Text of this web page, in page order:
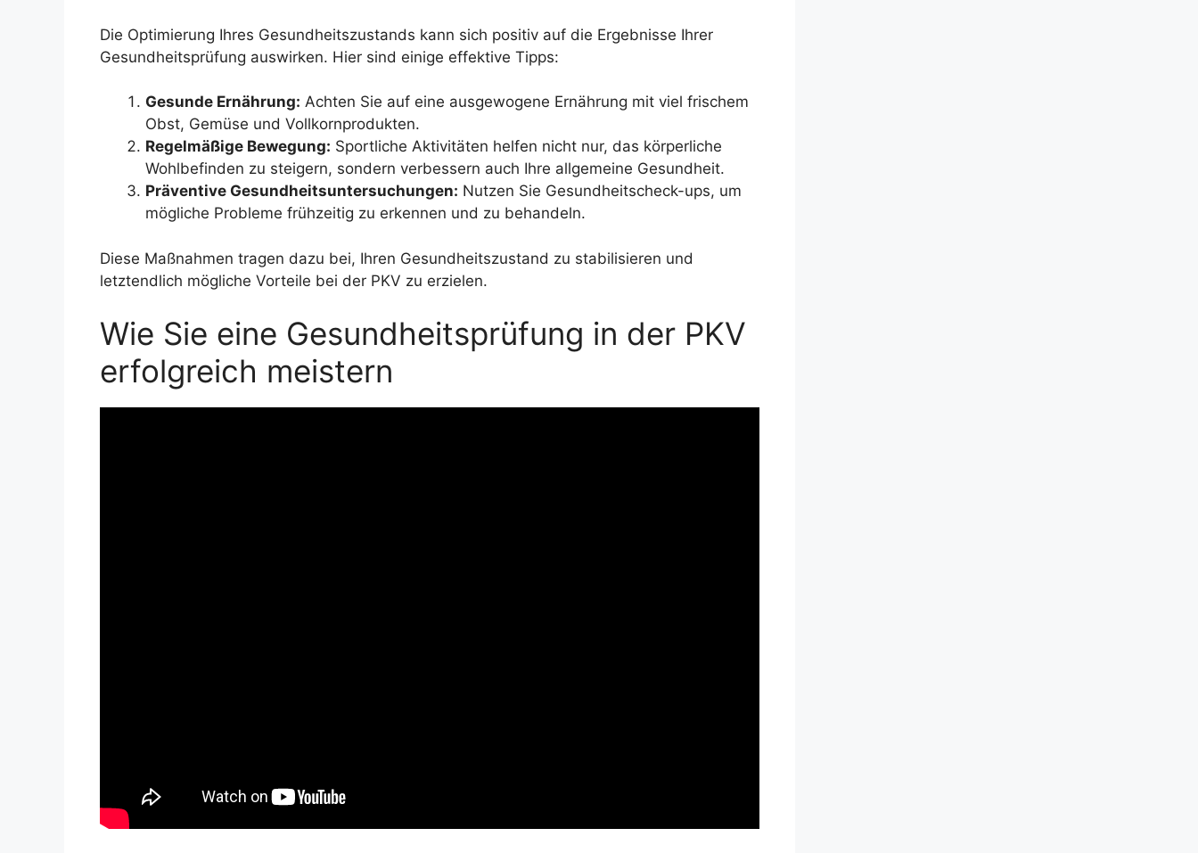
Die Optimierung Ihres Gesundheitszustands kann sich positiv auf die Ergebnisse Ihrer
Gesundheitsprüfung auswirken. Hier sind einige effektive Tipps:
Gesunde Ernährung: Achten Sie auf eine ausgewogene Ernährung mit viel frischem
Obst, Gemüse und Vollkornprodukten.
Regelmäßige Bewegung: Sportliche Aktivitäten helfen nicht nur, das körperliche
Wohlbefinden zu steigern, sondern verbessern auch Ihre allgemeine Gesundheit.
Präventive Gesundheitsuntersuchungen: Nutzen Sie Gesundheitscheck-ups, um
mögliche Probleme frühzeitig zu erkennen und zu behandeln.
Diese Maßnahmen tragen dazu bei, Ihren Gesundheitszustand zu stabilisieren und
letztendlich mögliche Vorteile bei der PKV zu erzielen.
Wie Sie eine Gesundheitsprüfung in der PKV
erfolgreich meistern